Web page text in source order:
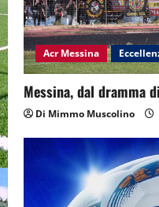
Acr Messina
Messina, dal dramma
Di Mimmo Muscolino